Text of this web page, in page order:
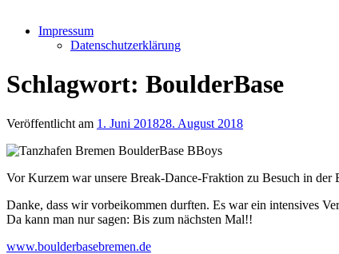
Impressum
Datenschutzerklärung
Schlagwort: BoulderBase
Veröffentlicht am 1. Juni 201828. August 2018
Vor Kurzem war unsere Break-Dance-Fraktion zu Besuch in
Danke, dass wir vorbeikommen durften. Es war ein intensives
Da kann man nur sagen: Bis zum nächsten Mal!!
www.boulderbasebremen.de